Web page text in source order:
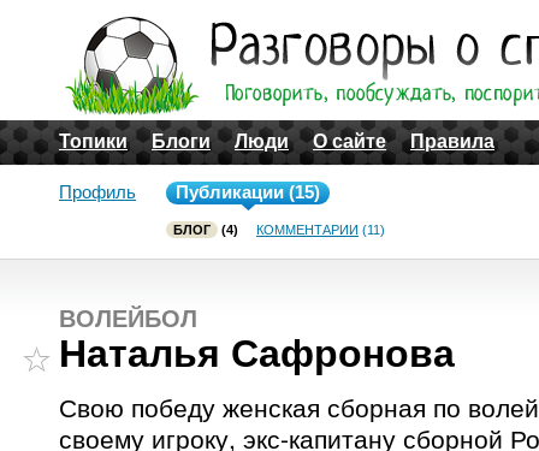
Топики Блоги Люди О сайте Правила
Профиль Публикации (15)
БЛОГ (4) КОММЕНТАРИИ (11)
ВОЛЕЙБОЛ
Наталья Сафронова
Свою победу женская сборная по
своему игроку, экс-капитану сборной